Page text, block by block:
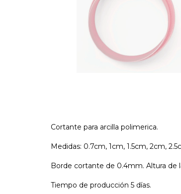
Cortante para arcilla polimerica.
Medidas: 0.7cm, 1cm, 1.5cm, 2cm,
Borde cortante de 0.4mm. Altura de
Tiempo de producción 5 días.